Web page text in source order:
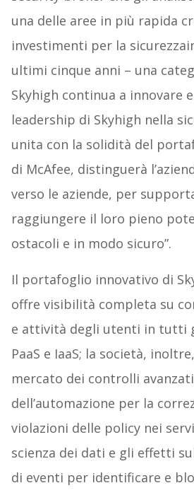
una delle aree in più rapida
investimenti per la
ultimi cinque anni – una
Skyhigh continua a innovare
leadership di Skyhigh nella
unita con la solidità del
di McAfee, distinguerà
verso le aziende, per
raggiungere il loro pieno
ostacoli e in modo sicuro”.
Il portafoglio innovativo di
offre visibilità completa su
e attività degli utenti in tutti
PaaS e IaaS; la società,
mercato dei controlli
dell’automazione per la
violazioni delle policy nei
scienza dei dati e gli effetti
di eventi per identificare e